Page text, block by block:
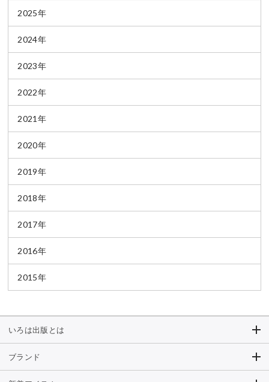
2025年
2024年
2023年
2022年
2021年
2020年
2019年
2018年
2017年
2016年
2015年
いろは出版とは
ブランド